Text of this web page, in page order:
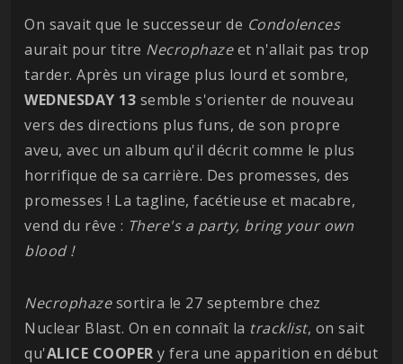
On savait que le successeur de Condolences
aurait pour titre Necrophazeet n'allait pas trop
tarder. Après un virage plus lourd et sombre,
WEDNESDAY 13 semble s'orienter de nouveau
vers des directions plus funs, de son propre
aveu, avec un album qu'il décrit comme le plus
horrifique de sa carrière. Des promesses, des
promesses ! La tagline, facétieuse et macabre,
vend du rêve : There's a party, bring your own
blood !
Necrophazesortira le 27 septembre chez
Nuclear Blast. On en connaît la tracklist, on sait
qu'ALICE COOPER y fera une apparition en début